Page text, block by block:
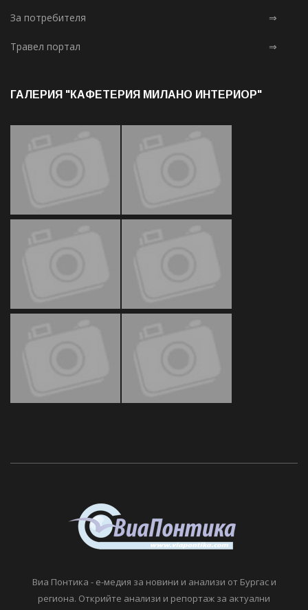
За потребителя ⇒
Травел портал ⇒
ГАЛЕРИЯ "КАФЕТЕРИЯ МИЛАНО ИНТЕРИОР"
Виа Понтика - е-медия за новини и анализи от Бургас и
региона. Открийте анализи и репортаж за актуални